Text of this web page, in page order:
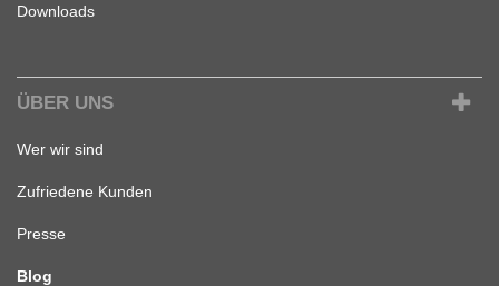
Downloads
ÜBER UNS
Wer wir sind
Zufriedene Kunden
Presse
Blog